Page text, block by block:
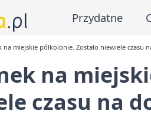
Przydatne
miejskie półkolonie. Zostało niewiele czasu
na
czasu na